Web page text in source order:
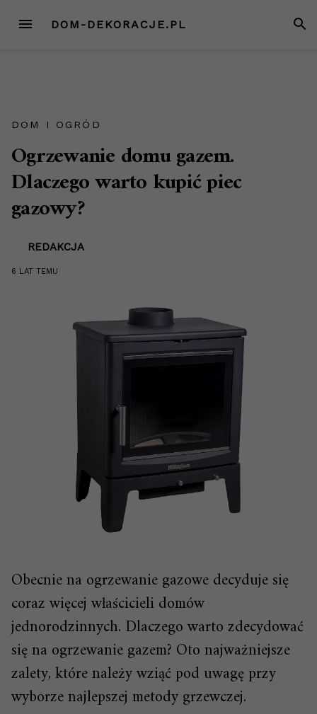
MENU DOM-DEKORACJE.PL
DOM I OGRÓD
Ogrzewanie domu gazem.
Dlaczego warto kupić piec
gazowy?
REDAKCJA
6 LAT TEMU
Obecnie na ogrzewanie gazowe decyduje się
coraz więcej właścicieli domów
jednorodzinnych. Dlaczego warto zdecydować
się na ogrzewanie gazem? Oto najważniejsze
zalety, które należy wziąć pod uwagę przy
wyborze najlepszej metody grzewczej.